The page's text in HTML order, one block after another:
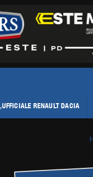
RENAULT DACIA